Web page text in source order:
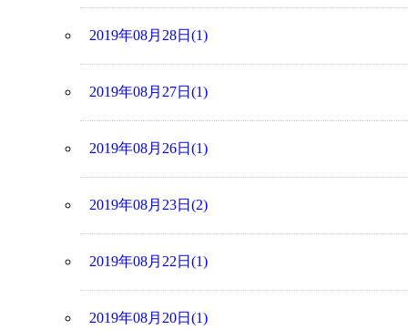
2019年08月28日(1)
2019年08月27日(1)
2019年08月26日(1)
2019年08月23日(2)
2019年08月22日(1)
2019年08月20日(1)